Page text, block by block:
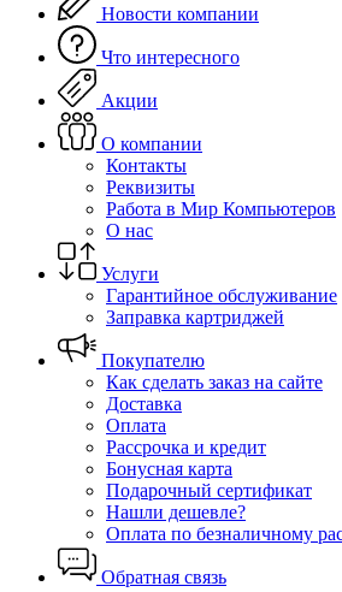
Новости компании
Что интересного
Акции
О компании
Контакты
Реквизиты
Работа в Мир Компьютеров
О нас
Услуги
Гарантийное обслуживание
Заправка картриджей
Покупателю
Как сделать заказ на сайте
Доставка
Оплата
Рассрочка и кредит
Бонусная карта
Подарочный сертификат
Нашли дешевле?
Оплата по безналичному
Обратная связь